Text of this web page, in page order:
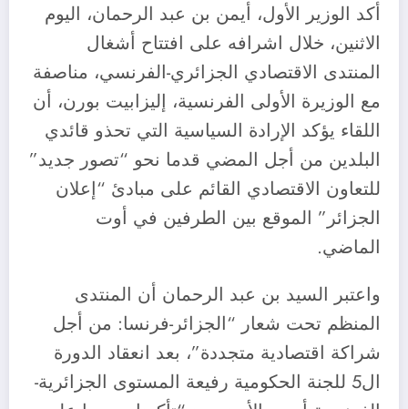
أكد الوزير الأول، أيمن بن عبد الرحمان، اليوم
الاثنين، خلال اشرافه على افتتاح أشغال
المنتدى الاقتصادي الجزائري-الفرنسي، مناصفة
مع الوزيرة الأولى الفرنسية، إليزابيت بورن، أن
اللقاء يؤكد الإرادة السياسية التي تحذو قائدي
البلدين من أجل المضي قدما نحو “تصور جديد”
للتعاون الاقتصادي القائم على مبادئ “إعلان
الجزائر” الموقع بين الطرفين في أوت
الماضي.
واعتبر السيد بن عبد الرحمان أن المنتدى
المنظم تحت شعار “الجزائر-فرنسا: من أجل
شراكة اقتصادية متجددة”، بعد انعقاد الدورة
ال5 للجنة الحكومية رفيعة المستوى الجزائرية-